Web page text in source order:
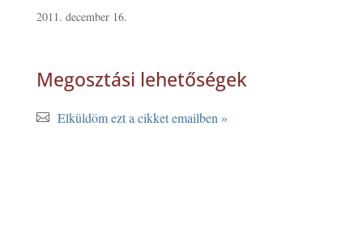
2011. december 16.
Megosztási lehetőségek
Elküldöm ezt a cikket emailben »